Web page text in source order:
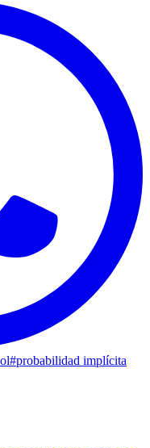
#probabilidad implícita